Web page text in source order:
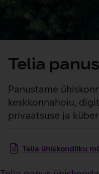
Telia
Panustame
keskkonnahoiu,
privaatsuse ja
Telia ühiskondliku